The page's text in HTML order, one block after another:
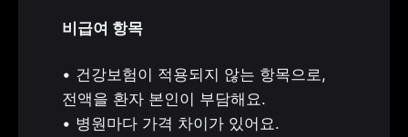
비급여 항목
• 건강보험이 적용되지 않는 항목으로,
전액을 환자 본인이 부담해요.
• 병원마다 가격 차이가 있어요.